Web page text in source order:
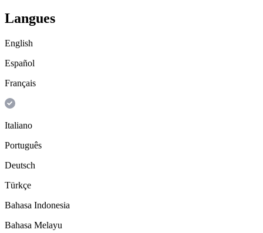
Langues
English
Español
Français
Italiano
Português
Deutsch
Türkçe
Bahasa Indonesia
Bahasa Melayu